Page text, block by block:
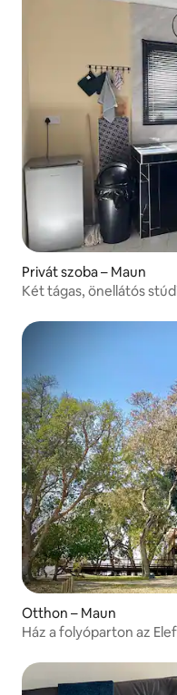
Privát szoba – Maun
Két tágas, önellátós
Otthon – Maun
Ház a folyóparton az